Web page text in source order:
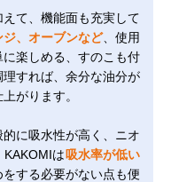
て、機能面も充実して
、オーブンなど、使用
楽しめる、すのこも付
すれば、余分な油分が
がります。
に吸水性が高く、ニオ
は 吸水率が低い
をする必要がない点も便